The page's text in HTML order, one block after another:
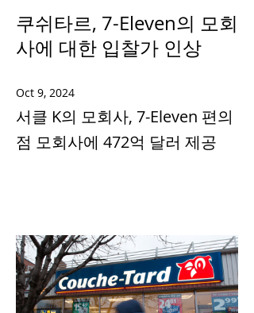
쿠쉬타르, 7-Eleven의 모회
사에 대한 입찰가 인상
Oct 9, 2024
서클 K의 모회사, 7-Eleven 편의
점 모회사에 472억 달러 제공